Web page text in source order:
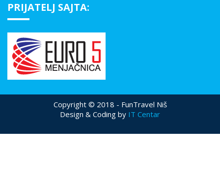
PRIJATELJ SAJTA:
Copyright © 2018 - FunTravel Niš
Design & Coding by IT Centar